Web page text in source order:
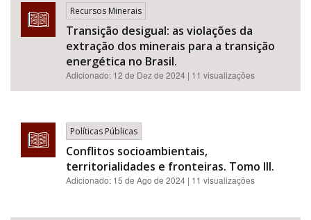
Recursos Minerais
Transição desigual: as violações da
extração dos minerais para a transição
energética no Brasil.
Adicionado: 12 de Dez de 2024 | 11 visualizações
Políticas Públicas
Conflitos socioambientais,
territorialidades e fronteiras. Tomo III.
Adicionado: 15 de Ago de 2024 | 11 visualizações